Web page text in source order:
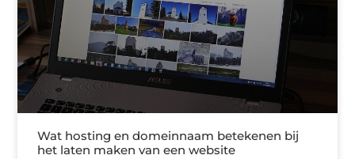
Wat hosting en domeinnaam betekenen bij
het laten maken van een website